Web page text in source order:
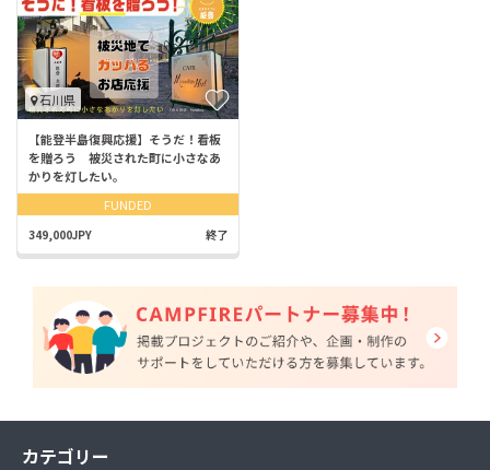
石川県
【能登半島復興応援】そうだ！看板
を贈ろう 被災された町に小さなあ
かりを灯したい。
FUNDED
349,000JPY 終了
カテゴリー